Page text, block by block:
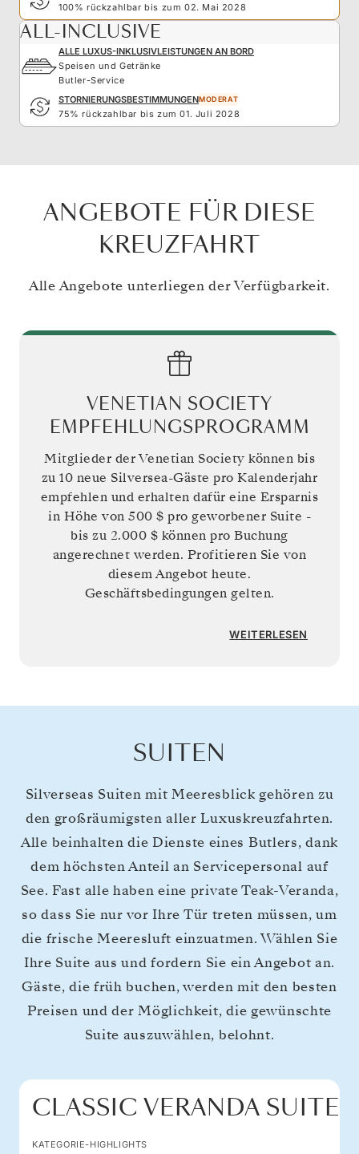
100% rückzahlbar bis zum 02. Mai 2028
ALL-INCLUSIVE
ALLE LUXUS-INKLUSIVLEISTUNGEN AN BORD
Speisen und Getränke
Butler-Service
STORNIERUNGSBESTIMMUNGENMODERAT
75% rückzahlbar bis zum 01. Juli 2028
ANGEBOTE FÜR DIESE
KREUZFAHRT
Alle Angebote unterliegen der Verfügbarkeit.
VENETIAN SOCIETY
EMPFEHLUNGSPROGRAMM
Mitglieder der Venetian Society können bis
zu 10 neue Silversea-Gäste pro Kalenderjahr
empfehlen und erhalten dafür eine Ersparnis
in Höhe von 500 $ pro geworbener Suite -
bis zu 2.000 $ können pro Buchung
angerechnet werden. Profitieren Sie von
diesem Angebot heute.
Geschäftsbedingungen gelten.
WEITERLESEN
SUITEN
Silverseas Suiten mit Meeresblick gehören zu
den großräumigsten aller Luxuskreuzfahrten.
Alle beinhalten die Dienste eines Butlers, dank
dem höchsten Anteil an Servicepersonal auf
See. Fast alle haben eine private Teak-Veranda,
so dass Sie nur vor Ihre Tür treten müssen, um
die frische Meeresluft einzuatmen. Wählen Sie
Ihre Suite aus und fordern Sie ein Angebot an.
Gäste, die früh buchen, werden mit den besten
Preisen und der Möglichkeit, die gewünschte
Suite auszuwählen, belohnt.
CLASSIC VERANDA SUITE
KATEGORIE-HIGHLIGHTS